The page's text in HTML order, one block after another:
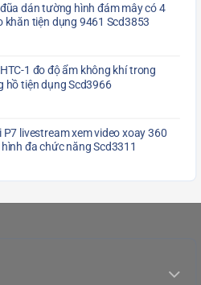
dán tường hình đám mây có 4
khăn tiện dụng 9461 Scd3853
1 đo độ ẩm không khí trong
hồ tiện dụng Scd3966
P7 livestream xem video xoay 360
đa chức năng Scd3311